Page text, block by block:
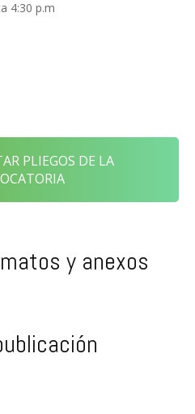
4:30 p.m
PLIEGOS DE LA
y anexos